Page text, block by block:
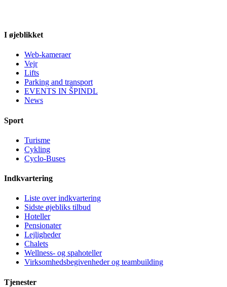
I øjeblikket
Web-kameraer
Vejr
Lifts
Parking and transport
EVENTS IN ŠPINDL
News
Sport
Turisme
Cykling
Cyclo-Buses
Indkvartering
Liste over indkvartering
Sidste øjebliks tilbud
Hoteller
Pensionater
Lejligheder
Chalets
Wellness- og spahoteller
Virksomhedsbegivenheder og teambuilding
Tjenester